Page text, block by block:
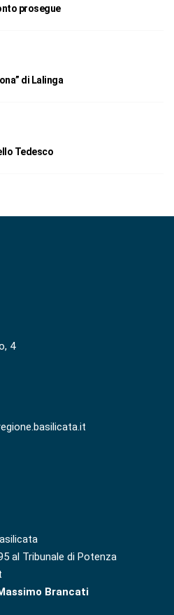
prosegue
di Lalinga
Tedesco
4
al Tribunale di Potenza
Brancati